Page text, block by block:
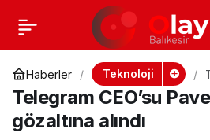
Haberler Teknoloji
Telegram CEO’su
gözaltına alındı
Telegram CEO’su
Pavel Durov
Fransa’da
+